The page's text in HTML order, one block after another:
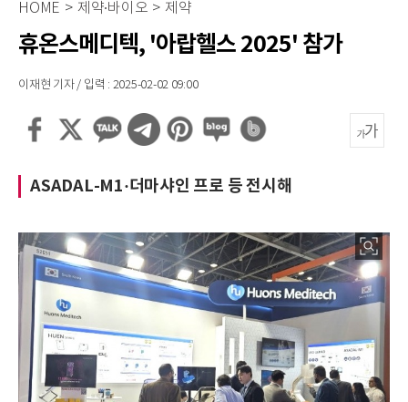
HOME > 제약∙바이오 > 제약
휴온스메디텍, '아랍헬스 2025' 참가
이재현 기자 / 입력 : 2025-02-02 09:00
ASADAL-M1·더마샤인 프로 등 전시해